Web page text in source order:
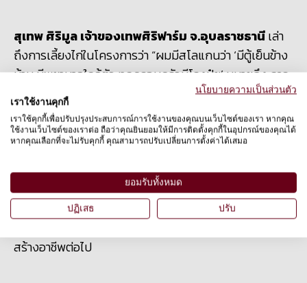
สุเทพ ศิริมูล เจ้าของเทพศิริฟาร์ม จ.อุบลราชธานีเล่า
ถึงการเลี้ยงไก่ในโครงการว่า “ผมมีสโลแกนว่า ‘มีตู้เย็นข้าง
บ้าน มีพยาบาลใกล้ตัว ทุกครอบครัวมีโรงปุ๋ย’ หมายถึง การ
ที่เราเลี้ยงไก่ในพื้นที่เปิดให้เขาได้หากินเองตามธรรมชาติ
เปรียบเหมือนมีตู้เย็นข้างบ้านที่มีอาหารสดใหม่อยู่เสมอ การ
มีพยาบาลใกล้ตัวก็คือสมุนไพร ไก่จะคุ้ยเขี่ยและกินสมุนไพร
ต่างๆ ซึ่งช่วยดูแลสุขภาพของเขา และเมื่อปล่อยไก่ออกไป
สิ่งที่ตามมาคือปุ๋ยจากมูลไก่ที่กระจายอยู่บนหญ้า ทำให้เราได้
ปุ๋ยที่ปลอดภัยและเป็นธรรมชาติ” สุเทพยังเสริมว่า เขามีแผน
ขยายเครือข่ายเกษตรกรในการเลี้ยงไก่สวัสดิภาพสูง โดย
สร้างอาชีพต่อไป
นโยบายความเป็นส่วนตัว
เราใช้งานคุกกี้
เราใช้คุกกี้เพื่อปรับปรุงประสบการณ์การใช้งานของคุณบนเว็บไซต์ของเรา หากคุณ
ใช้งานเว็บไซต์ของเราต่อ ถือว่าคุณยินยอมให้มีการติดตั้งคุกกี้ในอุปกรณ์ของคุณได้
หากคุณเลือกที่จะไม่รับคุกกี้ คุณสามารถปรับเปลี่ยนการตั้งค่าได้เสมอ
ยอมรับทั้งหมด
ปฏิเสธ ปรับ